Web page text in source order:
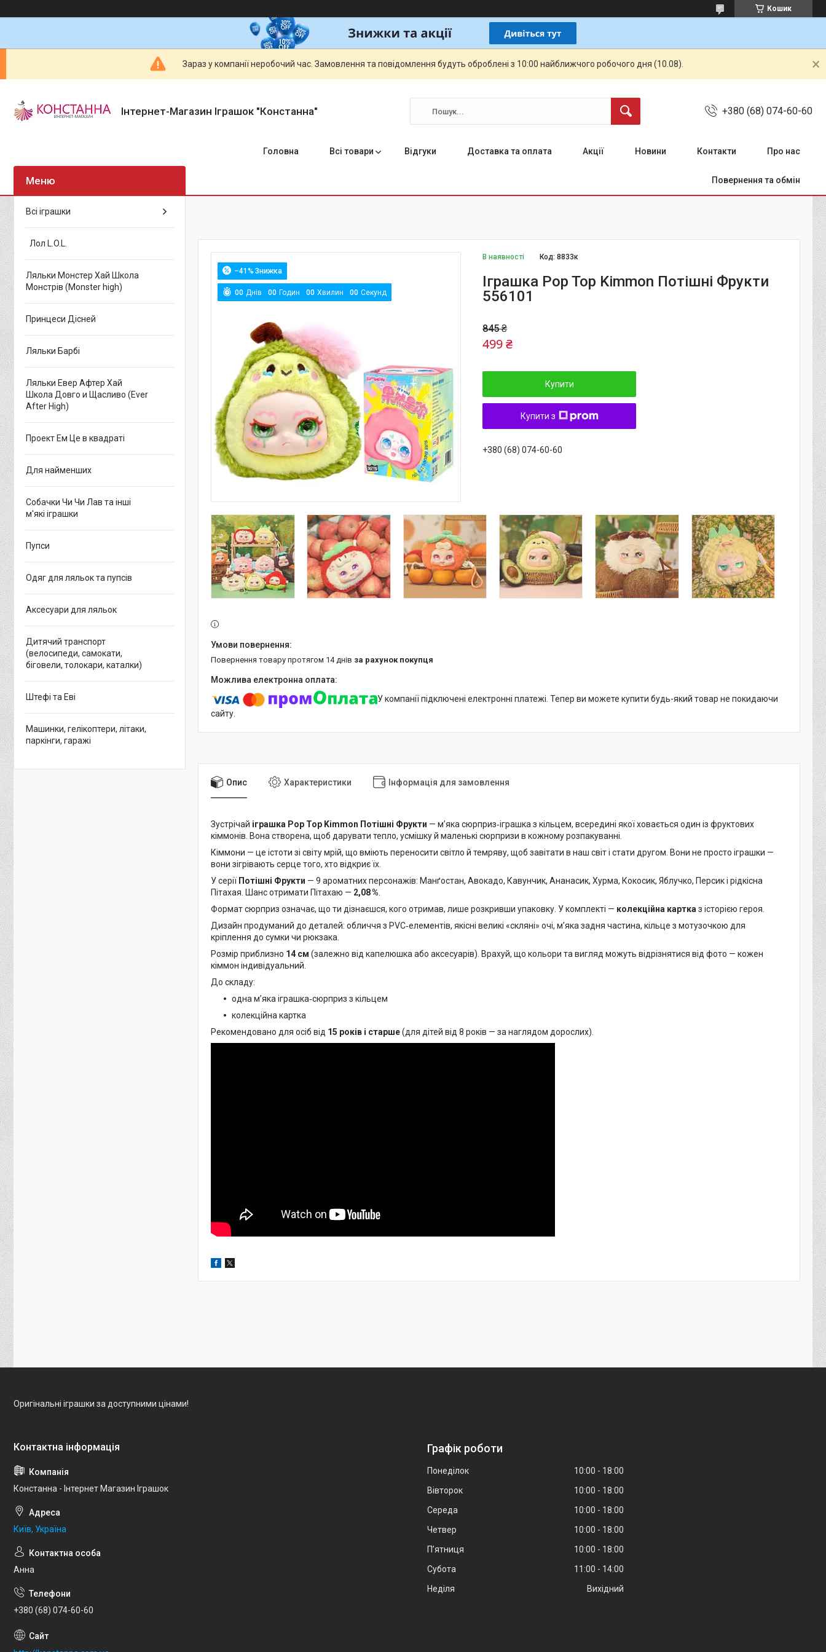
Кошик
Зараз у компанії неробочий час. Замовлення та повідомлення будуть оброблені з 10:00 найближчого робочого дня (10.08).
Інтернет-Магазин Іграшок "Констанна" +380 (68) 074-60-60
Головна Всі товари Відгуки Доставка та оплата Акції Новини Контакти Про нас
Повернення та обмін
–41%
00 Днів 00 Годин 00 Хвилин 00 Секунд
В наявності Код:8833к
Іграшка Pop Top Kimmon Потішні Фрукти
556101
845 ₴
499 ₴
Купити
Купити з
+380 (68) 074-60-60
повернення товару протягом 14 днів за рахунок покупця
У компанії підключені електронні платежі. Тепер ви можете купити будь-який товар не покидаючи
сайту.
Опис Характеристики Інформація для замовлення
Зустрічай іграшка Pop Top Kimmon Потішні Фрукти — м’яка сюрприз‑іграшка з кільцем, всередині якої ховається один із фруктових
кіммонів. Вона створена, щоб дарувати тепло, усмішку й маленькі сюрпризи в кожному розпакуванні.
Кіммони — це істоти зі світу мрій, що вміють переносити світло й темряву, щоб завітати в наш світ і стати другом. Вони не просто іграшки —
вони зігрівають серце того, хто відкриє їх.
У серії Потішні Фрукти — 9 ароматних персонажів: Манґостан, Авокадо, Кавунчик, Ананасик, Хурма, Кокосик, Яблучко, Персик і рідкісна
Пітаха­я. Шанс отримати Пітахаю — 2,08 %
Формат сюрприз означає, що ти дізнаєшся, кого отримав, лише розкривши упаковку. У комплекті — колекційна картка з історією героя.
Дизайн продуманий до деталей: обличчя з PVC‑елементів, якісні великі «скляні» очі, м’яка задня частина, кільце з мотузочкою для
кріплення до сумки чи рюкзака.
Розмір приблизно 14 см (залежно від капелюшка або аксесуарів). Врахуй, що кольори та вигляд можуть відрізнятися від фото — кожен
кіммон індивідуальний.
До складу:
одна м’яка іграшка‑сюрприз з кільцем
колекційна картка
Рекомендовано для осіб від 15 років і старше(для дітей від 8 років — за наглядом дорослих).
Всі іграшки
Лол L.O.L.
Ляльки Монстер Хай Школа
Монстрів (Monster high)
Принцеси Дісней
Ляльки Барбі
Ляльки Евер Афтер Хай
Школа Довго и Щасливо (Ever
After High)
Проект Ем Це в квадраті
Для найменших
Собачки Чи Чи Лав та інші
м'які іграшки
Пупси
Одяг для ляльок та пупсів
Аксесуари для ляльок
Дитячий транспорт
(велосипеди, самокати,
біговели, толокари, каталки)
Штефі та Еві
Машинки, гелікоптери, літаки,
паркінги, гаражі
Оригінальні іграшки за доступними цінами!
Констанна - Інтернет Магазин Іграшок
Київ, Україна
Анна
+380 (68) 074-60-60
Графік роботи
Понеділок 10:00
18:00
Вівторок
10:00
18:00
Середа
10:00
18:00
Четвер
10:00
18:00
Пʼятниця
10:00
18:00
Субота
11:00
14:00
Неділя
Вихідний